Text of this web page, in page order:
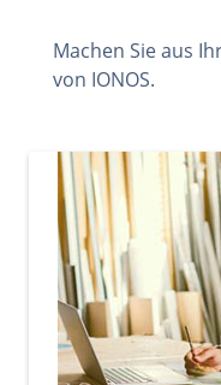
Machen Sie aus
von IONOS.